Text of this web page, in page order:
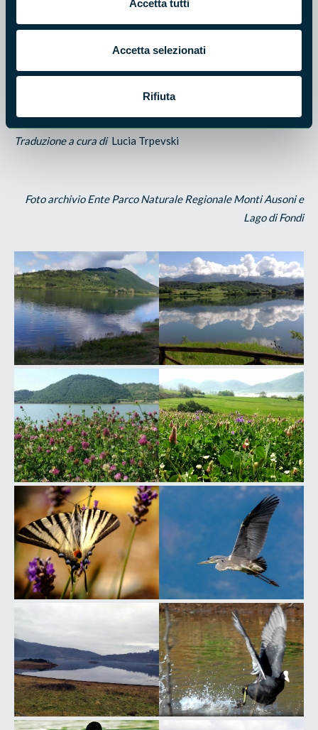
Accetta tutti
Accetta selezionati
Rifiuta
and birds for their nesting. The Preserve holds a great
variety of nature environments each characterized from a
very important biodiversity. Many typical wetland bird
owls. along with many animal and fish species.
Traduzione a cura diLucia Trpevski
Foto archivio Ente Parco Naturale Regionale Monti Ausoni e
Lago di Fondi